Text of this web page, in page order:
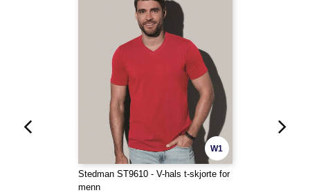
W1
Stedman ST9610 - V-hals t-skjorte for
menn